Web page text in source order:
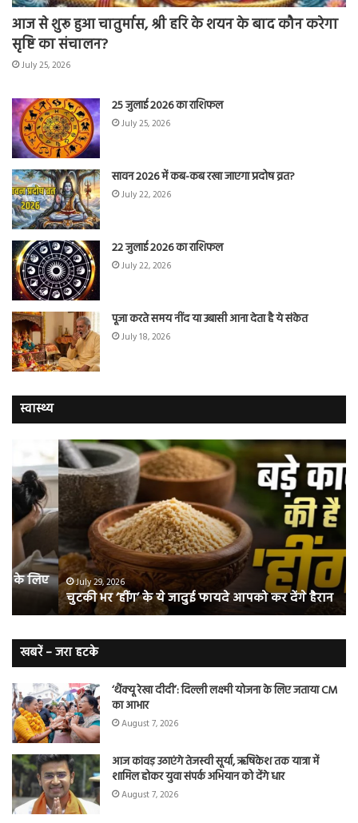
आज से शुरू हुआ चातुर्मास, श्री हरि के शयन के बाद कौन करेगा
सृष्टि का संचालन?
July 25, 2026
25 जुलाई 2026 का राशिफल
July 25, 2026
सावन 2026 में कब-कब रखा जाएगा प्रदोष व्रत?
July 22, 2026
22 जुलाई 2026 का राशिफल
July 22, 2026
पूजा करते समय नींद या उबासी आना देता है ये संकेत
July 18, 2026
स्वास्थ्य
भर
‘हींग’
जादुई
फायदे
आपको
कर
हैरान
July 29, 2026
चुटकी भर ‘हींग’ के ये जादुई फायदे आपको कर देंगे हैरान
ने
हो
हैं
खबरें – जरा हटके
‘थैंक्यू रेखा दीदी’: दिल्ली लक्ष्मी योजना के लिए जताया CM
का आभार
August 7, 2026
आज कांवड़ उठाएंगे तेजस्वी सूर्या, ऋषिकेश तक यात्रा में
शामिल होकर युवा संपर्क अभियान को देंगे धार
August 7, 2026